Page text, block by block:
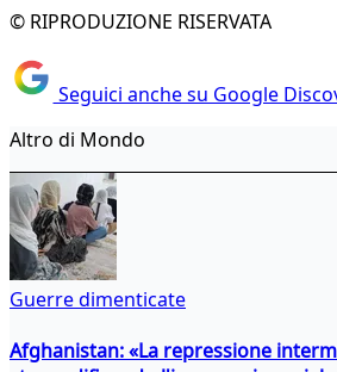
© RIPRODUZIONE RISERVATA
Seguici anche su Google
Altro di Mondo
Guerre dimenticate
Afghanistan: «La repressione